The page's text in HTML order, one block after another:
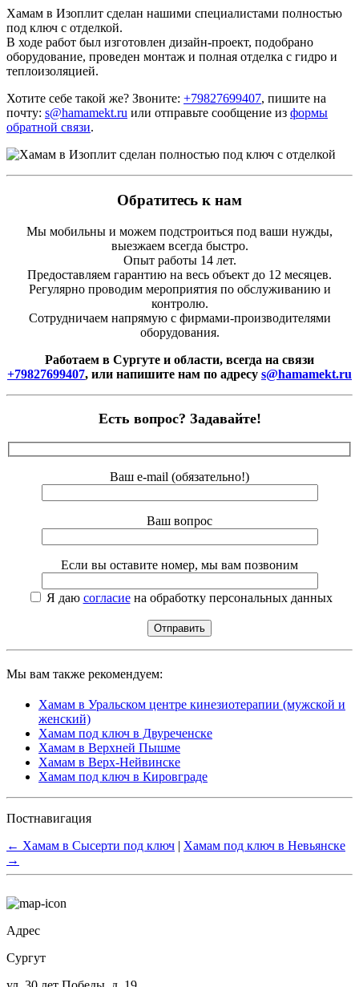
Хамам в Изоплит сделан нашими специалистами полностью
под ключ с отделкой.
В ходе работ был изготовлен дизайн-проект, подобрано
оборудование, проведен монтаж и полная отделка с гидро и
теплоизоляцией.
Хотите себе такой же? Звоните: +79827699407, пишите на
почту: s@hamamekt.ru или отправьте сообщение из формы
обратной связи.
Обратитесь к нам
Мы мобильны и можем подстроиться под ваши нужды,
выезжаем всегда быстро.
Опыт работы 14 лет.
Предоставляем гарантию на весь объект до 12 месяцев.
Регулярно проводим мероприятия по обслуживанию и
контролю.
Сотрудничаем напрямую с фирмами-производителями
оборудования.
Работаем в Сургуте и области, всегда на связи
+79827699407, или напишите нам по адресу s@hamamekt.ru
Есть вопрос? Задавайте!
Ваш e-mail (обязательно!)
Ваш вопрос
Если вы оставите номер, мы вам позвоним
Я даю согласиена обработку персональных данных
Мы вам также рекомендуем:
Хамам в Уральском центре кинезиотерапии (мужской и
женский)
Хамам под ключ в Двуреченске
Хамам в Верхней Пышме
Хамам в Верх-Нейвинске
Хамам под ключ в Кировграде
Постнавигация
← Хамам в Сысерти под ключ
Хамам под ключ в Невьянске
→
Адрес
Сургут